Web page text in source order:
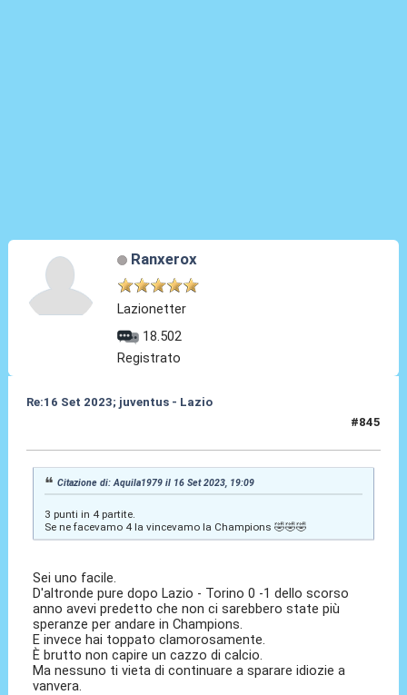
Ranxerox
Lazionetter
18.502
Registrato
Re:16 Set 2023; juventus - Lazio
#845
Citazione di: Aquila1979 il 16 Set 2023, 19:09
3 punti in 4 partite.
Se ne facevamo 4 la vincevamo la Champions 🤣🤣🤣
Sei uno facile.
D'altronde pure dopo Lazio - Torino 0 -1 dello scorso
anno avevi predetto che non ci sarebbero state più
speranze per andare in Champions.
E invece hai toppato clamorosamente.
È brutto non capire un cazzo di calcio.
Ma nessuno ti vieta di continuare a sparare idiozie a
vanvera.